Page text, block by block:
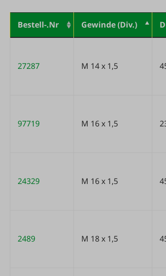
Bestell-.Nr Gewinde (Div.)
27287 M 14 x 1,5
97719 M 16 x 1,5
24329 M 16 x 1,5
2489 M 18 x 1,5